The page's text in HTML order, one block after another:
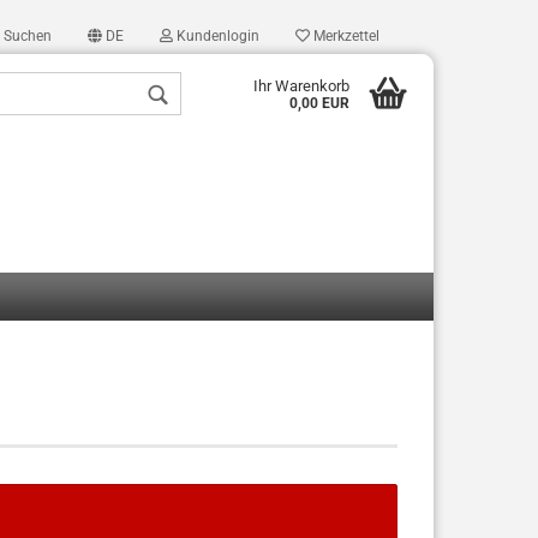
Suchen DE Kundenlogin Merkzettel
Ihr Warenkorb
0,00 EUR